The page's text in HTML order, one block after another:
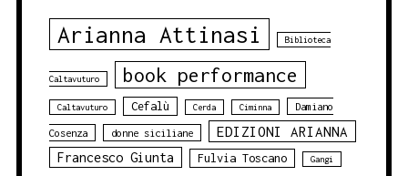
Arianna Attinasi Biblioteca
Caltavuturo book performance
Caltavuturo Cefalù Cerda Ciminna Damiano
Cosenza donne siciliane EDIZIONI ARIANNA
Francesco Giunta Fulvia Toscano Gangi